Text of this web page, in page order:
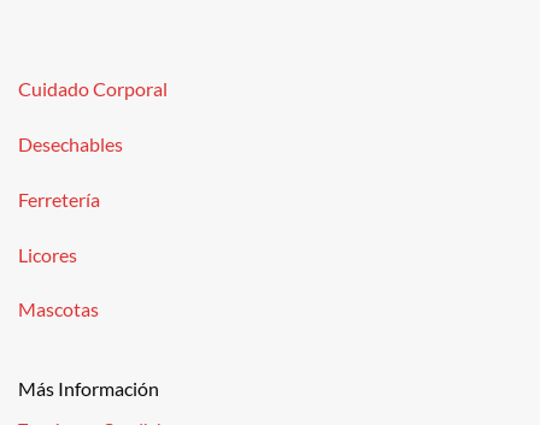
Cuidado Corporal
Desechables
Ferretería
Licores
Mascotas
Más Información